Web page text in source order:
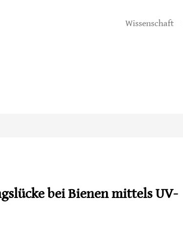
Wissenschaft
bei Bienen mittels UV-